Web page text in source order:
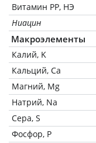
Витамин РР, НЭ
Ниацин
Макроэлементы
Калий, K
Кальций, Ca
Магний, Mg
Натрий, Na
Сера, S
Фосфор, P